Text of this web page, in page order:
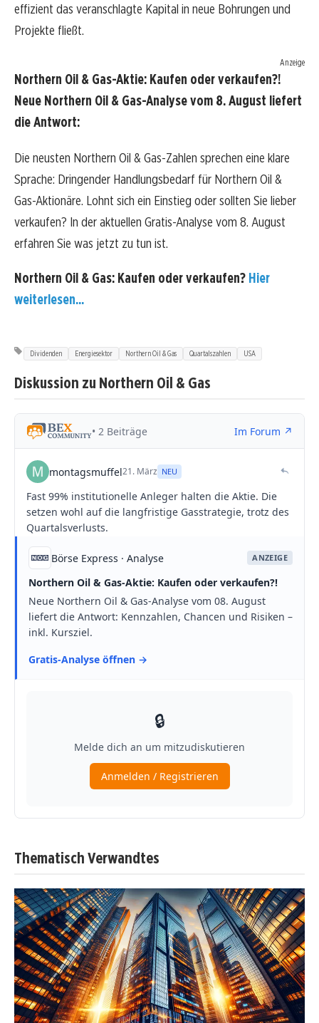
effizient das veranschlagte Kapital in neue Bohrungen und
Projekte fließt.
Anzeige
Northern Oil & Gas-Aktie: Kaufen oder verkaufen?!
Neue Northern Oil & Gas-Analyse vom 8. August liefert
die Antwort:
Die neusten Northern Oil & Gas-Zahlen sprechen eine klare
Sprache: Dringender Handlungsbedarf für Northern Oil &
Gas-Aktionäre. Lohnt sich ein Einstieg oder sollten Sie lieber
verkaufen? In der aktuellen Gratis-Analyse vom 8. August
erfahren Sie was jetzt zu tun ist.
Northern Oil & Gas: Kaufen oder verkaufen? Hier
weiterlesen...
Dividenden Energiesektor Northern Oil & Gas Quartalszahlen USA
Diskussion zu Northern Oil & Gas
Thematisch Verwandtes